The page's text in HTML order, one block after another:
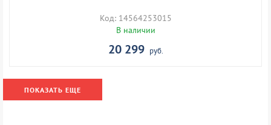
Код: 14564253015
В наличии
20 299 руб.
ПОКАЗАТЬ ЕЩЕ